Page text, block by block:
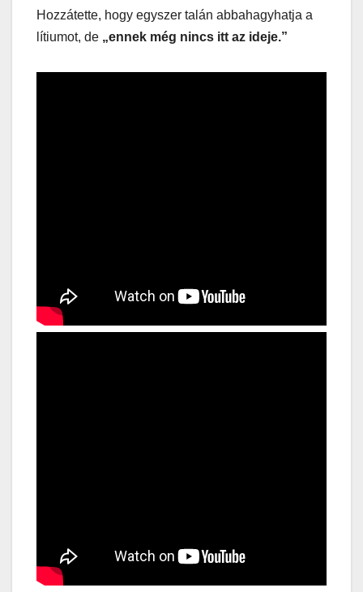
Hozzátette, hogy egyszer talán abbahagyhatja a
lítiumot, de „ennek még nincs itt az ideje.”